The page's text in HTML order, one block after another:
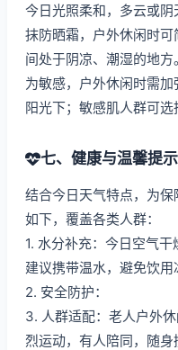
今日光照柔和，多云或
抹防晒霜，户外休闲时
间处于阴凉、潮湿的地
为敏感，户外休闲时需
阳光下；敏感肌人群可选
七、健康与温馨提示
结合今日天气特点，为
如下，覆盖各类人群：
1. 水分补充：今日空气干
建议携带温水，避免饮用
2. 安全防护：
3. 人群适配：老人户外
烈运动，有人陪同，随身